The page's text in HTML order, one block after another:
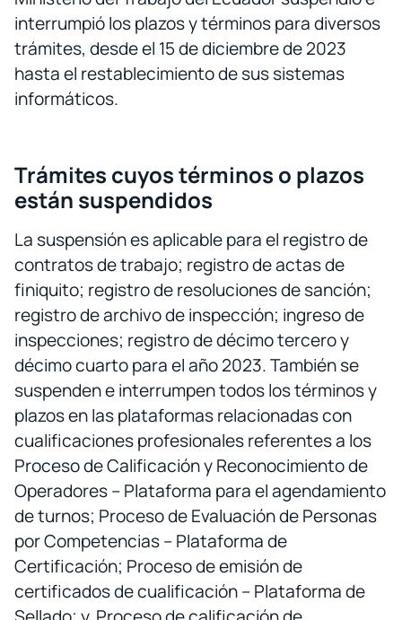
interrumpió los plazos y términos para diversos
trámites, desde el 15 de diciembre de 2023
hasta el restablecimiento de sus sistemas
informáticos.
Trámites cuyos términos o plazos
están suspendidos
La suspensión es aplicable para el registro de
contratos de trabajo; registro de actas de
finiquito; registro de resoluciones de sanción;
registro de archivo de inspección; ingreso de
inspecciones; registro de décimo tercero y
décimo cuarto para el año 2023. También se
suspenden e interrumpen todos los términos y
plazos en las plataformas relacionadas con
cualificaciones profesionales referentes a los
Proceso de Calificación y Reconocimiento de
Operadores – Plataforma para el agendamiento
de turnos; Proceso de Evaluación de Personas
por Competencias – Plataforma de
Certificación; Proceso de emisión de
certificados de cualificación – Plataforma de